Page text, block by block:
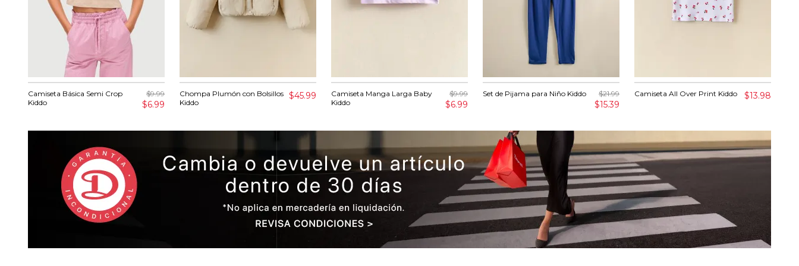
Camiseta Básica Semi Crop
Kiddo
$9.99
$6.99
Chompa Plumón con Bolsillos
Kiddo
$45.99
Camiseta Manga Larga Baby
Kiddo
$9.99
$6.99
Set de Pijama para Niño Kiddo $21.99
$15.39
Camiseta All Over Print Kiddo $13.98